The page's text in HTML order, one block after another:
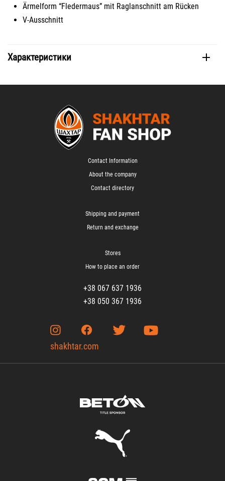
Ärmelform “Fledermaus” mit Raglanschnitt am Rücken
V-Ausschnitt
Характеристики
Contact Information
About the company
Contact directory
Shipping and payment
Return and exchange
Stores
How to place an order
+38 067 637 1936
+38 050 367 1936
shakhtar.com